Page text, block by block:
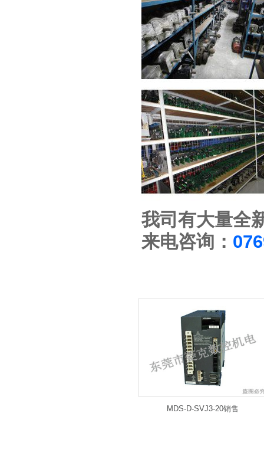
我司有大量全
来电咨询：
MDS-D-SVJ3-20销售